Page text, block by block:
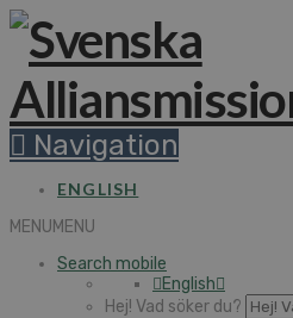
Na­vi­ga­tion
ENGLISH
MENUMENU
Search mobile
English
Hej! Vad söker du?